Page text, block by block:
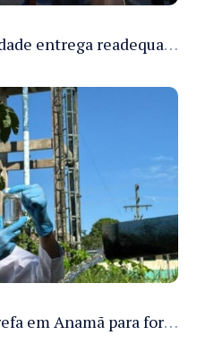
Governador Roberto Cidade entrega readequação do ambulatório da FCecon e amplia capacidade de atendimento oncológico em Manaus
Cosama inicia força-tarefa em Anamã para fortalecer abastecimento de água e segurança hídrica da população